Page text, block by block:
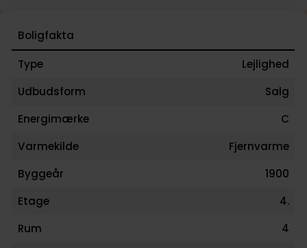
Boligfakta
Type
Lejlighed
Udbudsform
Salg
Energimærke
C
Varmekilde
Fjernvarme
Byggeår
1900
Etage
4.
Rum
4